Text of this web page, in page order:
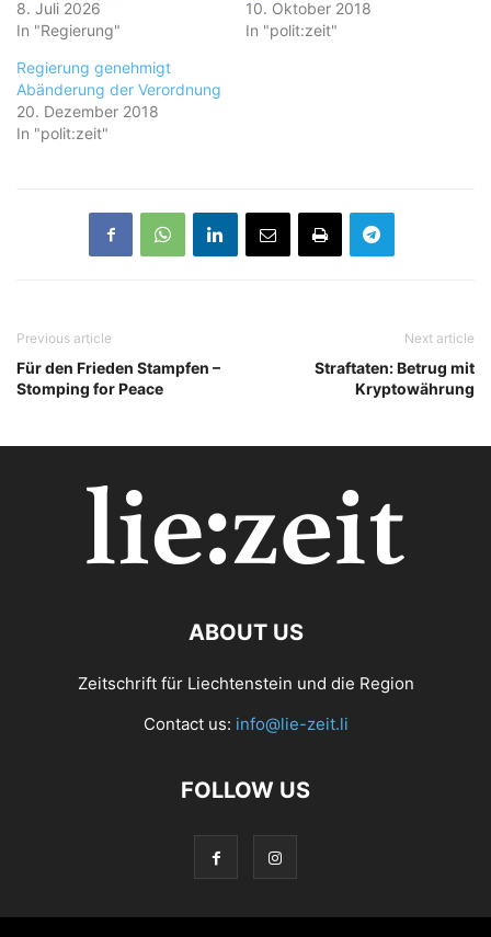
8. Juli 2026
In "Regierung"
10. Oktober 2018
In "polit:zeit"
Regierung genehmigt
Abänderung der Verordnung
20. Dezember 2018
In "polit:zeit"
Previous article
Für den Frieden Stampfen –
Stomping for Peace
Next article
Straftaten: Betrug mit
Kryptowährung
ABOUT US
Zeitschrift für Liechtenstein und die Region
Contact us: info@lie-zeit.li
FOLLOW US